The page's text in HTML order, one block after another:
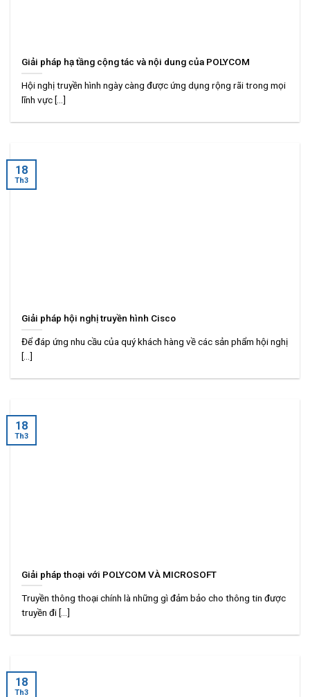
Giải pháp hạ tầng cộng tác và nội dung của POLYCOM
Hội nghị truyền hình ngày càng được ứng dụng rộng rãi trong mọi
lĩnh vực [...]
Giải pháp hội nghị truyền hình Cisco
Để đáp ứng nhu cầu của quý khách hàng về các sản phẩm hội nghị
[...]
18
Th3
Giải pháp thoại với POLYCOM VÀ MICROSOFT
Truyền thông thoại chính là những gì đảm bảo cho thông tin được
truyền đi [...]
18
Th3
18
Th3